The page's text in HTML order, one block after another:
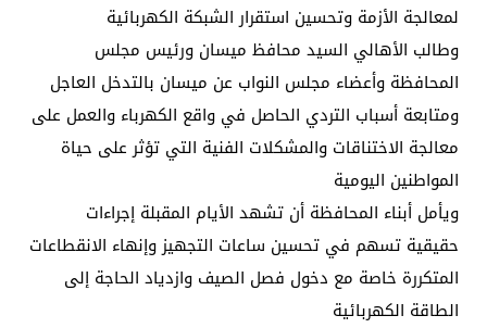
لمعالجة الأزمة وتحسين استقرار الشبكة الكهربائية
وطالب الأهالي السيد محافظ ميسان ورئيس مجلس
المحافظة وأعضاء مجلس النواب عن ميسان بالتدخل العاجل
ومتابعة أسباب التردي الحاصل في واقع الكهرباء والعمل على
معالجة الاختناقات والمشكلات الفنية التي تؤثر على حياة
المواطنين اليومية
ويأمل أبناء المحافظة أن تشهد الأيام المقبلة إجراءات
حقيقية تسهم في تحسين ساعات التجهيز وإنهاء الانقطاعات
المتكررة خاصة مع دخول فصل الصيف وازدياد الحاجة إلى
الطاقة الكهربائية